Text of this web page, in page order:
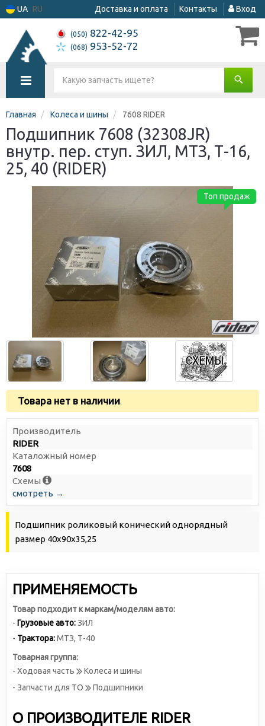
UA RU Доставка и оплата Контакты Вход
(050) 822-42-95
(068) 953-52-72
Главная Колеса и шины 7608 RIDER
Подшипник 7608 (32308JR)
внутр. пер. ступ. ЗИЛ, МТЗ, Т-16,
25, 40 (RIDER)
Топ продаж
Товара нет в наличии.
Производитель
RIDER
Каталожный номер
7608
Схемы
смотреть →
Подшипник роликовый конический однорядный
размер 40х90х35,25
ПРИМЕНЯЕМОСТЬ
Товар подходит к маркам/моделям авто:
- Грузовые авто: ЗИЛ
- Трактора:МТЗ, Т-40
Товарная группа:
- Ходовая часть
Колеса и шины
- Запчасти для ТО
Подшипники
О ПРОИЗВОДИТЕЛЕ RIDER